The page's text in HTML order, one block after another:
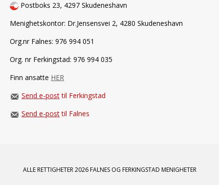
Postboks 23, 4297 Skudeneshavn
Menighetskontor: Dr.Jensensvei 2, 4280 Skudeneshavn
Org.nr Falnes: 976 994 051
Org. nr Ferkingstad: 976 994 035
Finn ansatte HER
Send e-posttil Ferkingstad
Send e-post til Falnes
ALLE RETTIGHETER 2026 FALNES OG FERKINGSTAD MENIGHETER